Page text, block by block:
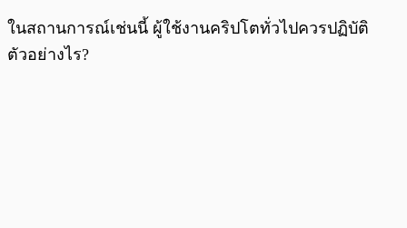
ในสถานการณ์เช่นนี้ ผู้ใช้งานคริปโตทั่วไปควรปฏิบัติ
ตัวอย่างไร?